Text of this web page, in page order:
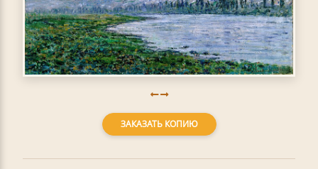
ЗАКАЗАТЬ КОПИЮ